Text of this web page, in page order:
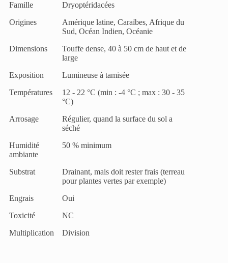
Famille
Dryoptéridacées
Origines
Amérique latine, Caraïbes, Afrique du
Sud, Océan Indien, Océanie
Dimensions
Touffe dense, 40 à 50 cm de haut et de
large
Exposition
Lumineuse à tamisée
Températures
12 - 22 °C (min : -4 °C ; max : 30 - 35
°C)
Arrosage
Régulier, quand la surface du sol a
séché
Humidité
ambiante
50 % minimum
Substrat
Drainant, mais doit rester frais (terreau
pour plantes vertes par exemple)
Engrais
Oui
Toxicité
NC
Multiplication
Division